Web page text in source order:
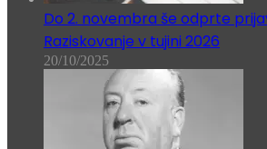
Do 2. novembra še odprte
Raziskovanje v tujini 2026
20/10/2025